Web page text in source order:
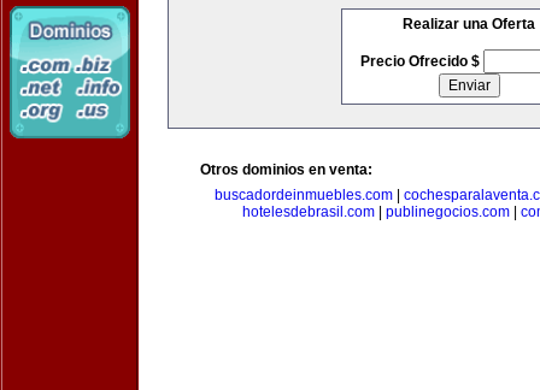
Realizar una Oferta
Precio Ofrecido $
Otros dominios en venta:
buscadordeinmuebles.com
hotelesdebrasil.com
publinegocios.com